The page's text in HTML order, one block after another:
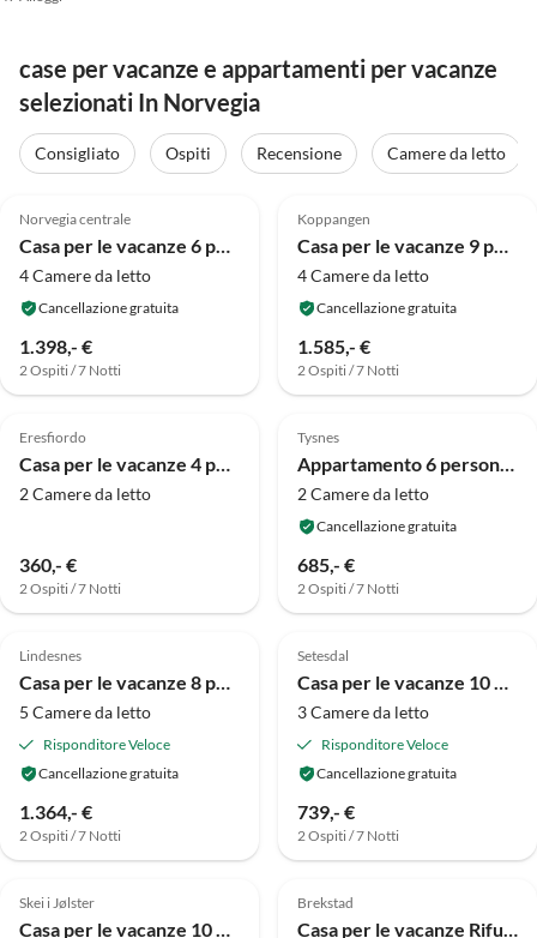
case per vacanze e appartamenti per vacanze
selezionati In Norvegia
Consigliato Ospiti Recensione
Camere da letto
Norvegia centrale
4 Camere da letto
Cancellazione gratuita
1.398,- €
2 Ospiti / 7 Notti
Koppangen
4 Camere da letto
Cancellazione gratuita
1.585,- €
2 Ospiti / 7 Notti
4.0 (9)
Eresfiordo
2 Camere da letto
360,- €
2 Ospiti / 7 Notti
4.0 (9)
Tysnes
2 Camere da letto
Cancellazione gratuita
685,- €
2 Ospiti / 7 Notti
4.0 (8)
Lindesnes
5 Camere da letto
Risponditore Veloce
Cancellazione gratuita
1.364,- €
2 Ospiti / 7 Notti
4.0 (2)
Setesdal
3 Camere da letto
Risponditore Veloce
Cancellazione gratuita
739,- €
2 Ospiti / 7 Notti
Skei i Jølster Brekstad